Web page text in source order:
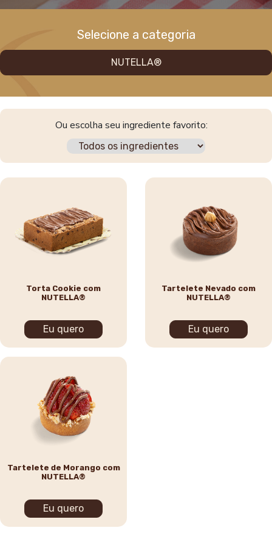
Selecione a categoria
NUTELLA®
Ou escolha seu ingrediente favorito:
Torta Cookie com
NUTELLA®
Eu quero
Tartelete Nevado com
NUTELLA®
Eu quero
Tartelete de Morango com
NUTELLA®
Eu quero